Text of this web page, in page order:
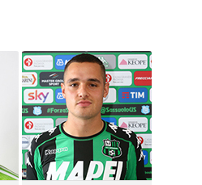
Pol Lirola
Posición:
Defensa Lateral Derecho
Fecha de nacimiento:
1997-08-13